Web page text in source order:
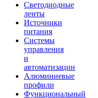
Светодиодные
ленты
Источники
питания
Системы
управления
и
автоматизации
Алюминиевые
профили
Функциональный